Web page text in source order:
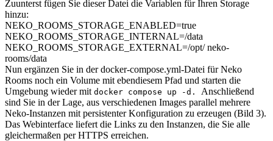
Zuunterst fügen Sie dieser Datei die Variablen für Ihren Storage
hinzu:
NEKO_ROOMS_STORAGE_ENABLED=true
NEKO_ROOMS_STORAGE_INTERNAL=/data
NEKO_ROOMS_STORAGE_EXTERNAL=/opt/ neko-
rooms/data
Nun ergänzen Sie in der docker-compose.yml-Datei für Neko
Rooms noch ein Volume mit ebendiesem Pfad und starten die
Umgebung wieder mit docker compose up -d. Anschließend
sind Sie in der Lage, aus verschiedenen Images parallel mehrere
Neko-Instanzen mit persistenter Konfiguration zu erzeugen (Bild 3).
Das Webinterface liefert die Links zu den Instanzen, die Sie alle
gleichermaßen per HTTPS erreichen.